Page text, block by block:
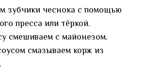
зубчики чеснока с помощью
пресса или тёркой.
смешиваем с майонезом.
смазываем корж из